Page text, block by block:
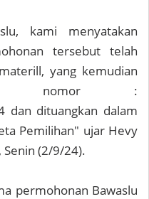
kami menyatakan
tersebut telah
yang kemudian
nomor :
dan dituangkan dalam
Pemilihan" ujar Hevy
Senin (2/9/24).
permohonan Bawaslu